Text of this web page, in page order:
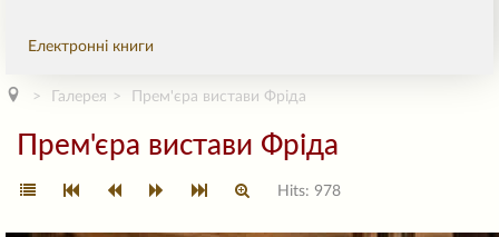
Електронні книги
Галерея Прем'єра вистави Фріда
Прем'єра вистави Фріда
Hits: 978